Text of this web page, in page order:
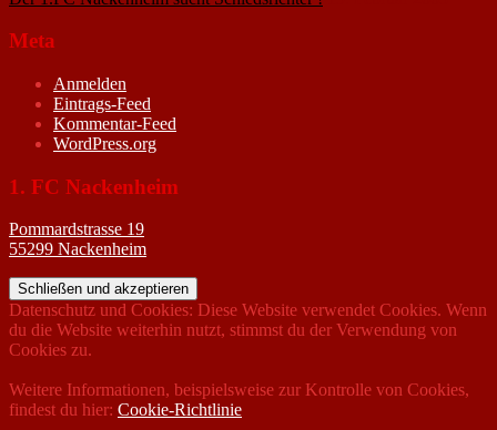
Meta
Anmelden
Eintrags-Feed
Kommentar-Feed
WordPress.org
1. FC Nackenheim
Pommardstrasse 19
55299 Nackenheim
Datenschutz und Cookies: Diese Website verwendet Cookies. Wenn
du die Website weiterhin nutzt, stimmst du der Verwendung von
Cookies zu.
Weitere Informationen, beispielsweise zur Kontrolle von Cookies,
findest du hier: Cookie-Richtlinie